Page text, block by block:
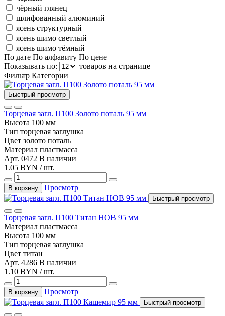
чёрный глянец
шлифованный алюминий
ясень структурный
ясень шимо светлый
ясень шимо тёмный
По дате По алфавиту По цене
Показывать по:
товаров на странице
Фильтр Категории
Быстрый просмотр
Торцевая загл. П100 Золото поталь 95 мм
Высота 100 мм
Тип торцевая заглушка
Цвет золото поталь
Материал пластмасса
Арт. 0472 В наличии
1.05 BYN / шт.
В корзину Просмотр
Быстрый просмотр
Торцевая загл. П100 Титан НОВ 95 мм
Материал пластмасса
Высота 100 мм
Тип торцевая заглушка
Цвет титан
Арт. 4286 В наличии
1.10 BYN / шт.
В корзину Просмотр
Быстрый просмотр